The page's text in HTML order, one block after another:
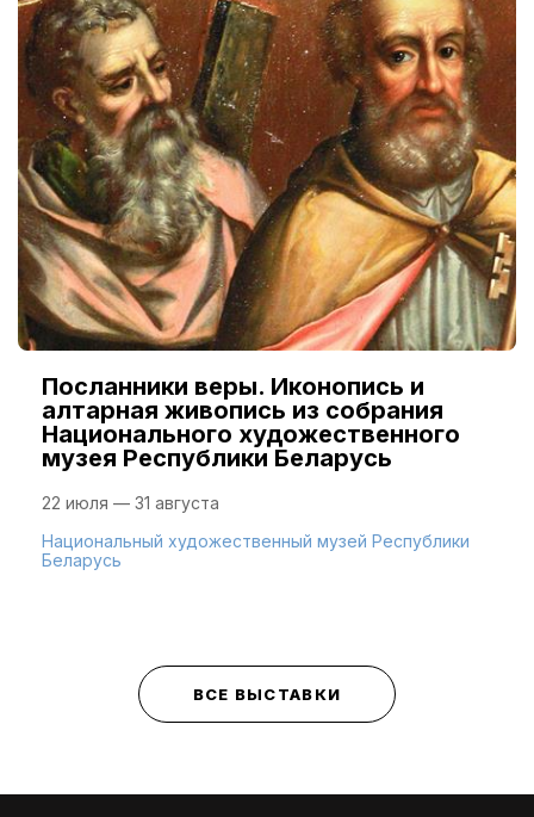
Посланники веры. Иконопись и
алтарная живопись из собрания
Национального художественного
музея Республики Беларусь
22 июля — 31 августа
Национальный художественный музей Республики
Беларусь
ВСЕ ВЫСТАВКИ